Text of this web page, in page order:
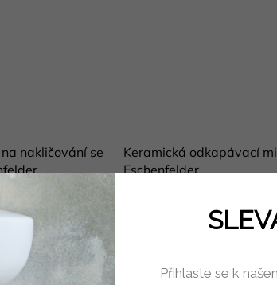
nakličování se
Skladem
Do košíku
se šroubovacím
Keramická odkapávací
Eschenfelder
Keramická miska vypálená na
Přihlaste se k